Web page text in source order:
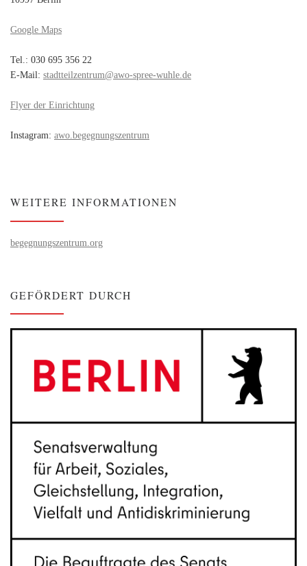
Google Maps
Tel.: 030 695 356 22
E-Mail: stadtteilzentrum@awo-spree-wuhle.de
Flyer der Einrichtung
Instagram: awo.begegnungszentrum
WEITERE INFORMATIONEN
begegnungszentrum.org
GEFÖRDERT DURCH